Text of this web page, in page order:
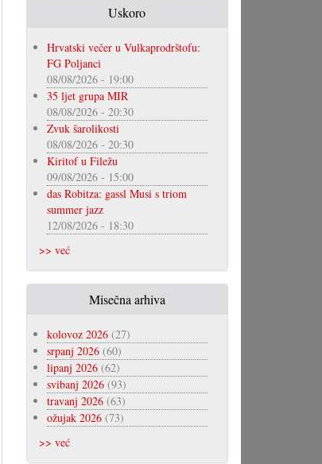
Uskoro
Hrvatski večer u Vulkaprodrštofu:
FG Poljanci
08/08/2026 - 19:00
35 ljet grupa MIR
08/08/2026 - 20:30
Zvuk šarolikosti
08/08/2026 - 20:30
Kiritof u Filežu
09/08/2026 - 15:00
das Robitza: gassl Musi s triom
summer jazz
12/08/2026 - 18:30
>> već
Misečna arhiva
kolovoz 2026(27)
srpanj 2026(60)
lipanj 2026(62)
svibanj 2026(93)
travanj 2026(63)
ožujak 2026(73)
>> već